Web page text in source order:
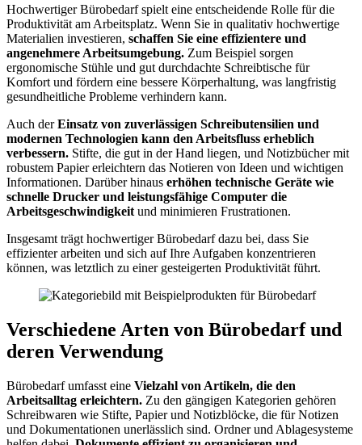
Hochwertiger Bürobedarf spielt eine entscheidende Rolle für die
Produktivität am Arbeitsplatz. Wenn Sie in qualitativ hochwertige
Materialien investieren, schaffen Sie eine effizientere und
angenehmere Arbeitsumgebung. Zum Beispiel sorgen
ergonomische Stühle und gut durchdachte Schreibtische für
Komfort und fördern eine bessere Körperhaltung, was langfristig
gesundheitliche Probleme verhindern kann.
Auch derEinsatz von zuverlässigen Schreibutensilien und
modernen Technologien kann den Arbeitsfluss erheblich
verbessern. Stifte, die gut in der Hand liegen, und Notizbücher mit
robustem Papier erleichtern das Notieren von Ideen und wichtigen
Informationen. Darüber hinaus erhöhen technische Geräte wie
schnelle Drucker und leistungsfähige Computer die
Arbeitsgeschwindigkeit und minimieren Frustrationen.
Insgesamt trägt hochwertiger Bürobedarf dazu bei, dass Sie
effizienter arbeiten und sich auf Ihre Aufgaben konzentrieren
können, was letztlich zu einer gesteigerten Produktivität führt.
Verschiedene Arten von Bürobedarf und
deren Verwendung
Bürobedarf umfasst eine Vielzahl von Artikeln, die den
Arbeitsalltag erleichtern. Zu den gängigen Kategorien gehören
Schreibwaren wie Stifte, Papier und Notizblöcke, die für Notizen
und Dokumentationen unerlässlich sind. Ordner und Ablagesysteme